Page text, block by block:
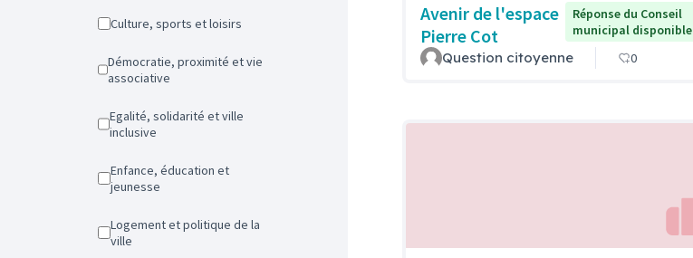
Culture, sports et loisirs
Démocratie, proximité et vie
associative
Egalité, solidarité et ville
inclusive
Enfance, éducation et
jeunesse
Logement et politique de la
ville
Avenir de l'espace
Pierre Cot
Réponse du Conseil
municipal disponible
Question citoyenne 0